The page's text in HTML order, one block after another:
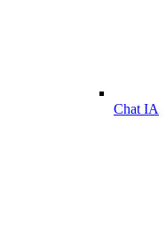
Chat IA